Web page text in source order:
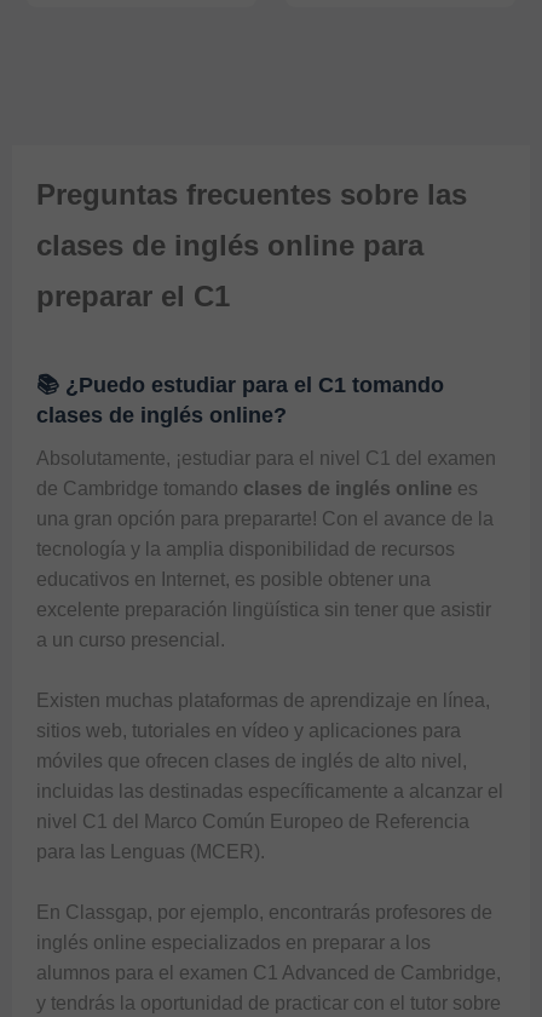
Preguntas frecuentes sobre las
clases de inglés online para
preparar el C1
📚 ¿Puedo estudiar para el C1 tomando
clases de inglés online?
Absolutamente, ¡estudiar para el nivel C1 del examen
de Cambridge tomando clases de inglés online es
una gran opción para prepararte! Con el avance de la
tecnología y la amplia disponibilidad de recursos
educativos en Internet, es posible obtener una
excelente preparación lingüística sin tener que asistir
a un curso presencial.
Existen muchas plataformas de aprendizaje en línea,
sitios web, tutoriales en vídeo y aplicaciones para
móviles que ofrecen clases de inglés de alto nivel,
incluidas las destinadas específicamente a alcanzar el
nivel C1 del Marco Común Europeo de Referencia
para las Lenguas (MCER).
En Classgap, por ejemplo, encontrarás profesores de
inglés online especializados en preparar a los
alumnos para el examen C1 Advanced de Cambridge,
y tendrás la oportunidad de practicar con el tutor sobre